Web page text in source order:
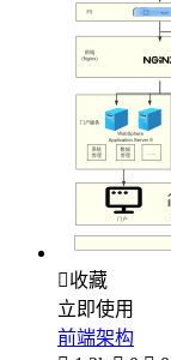
收藏
立即使用
前端架构